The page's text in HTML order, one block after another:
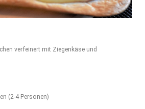
verfeinert mit Ziegenkäse und
(2-4 Personen)